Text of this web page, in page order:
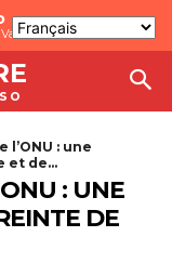
: une
et de...
: UNE
DE